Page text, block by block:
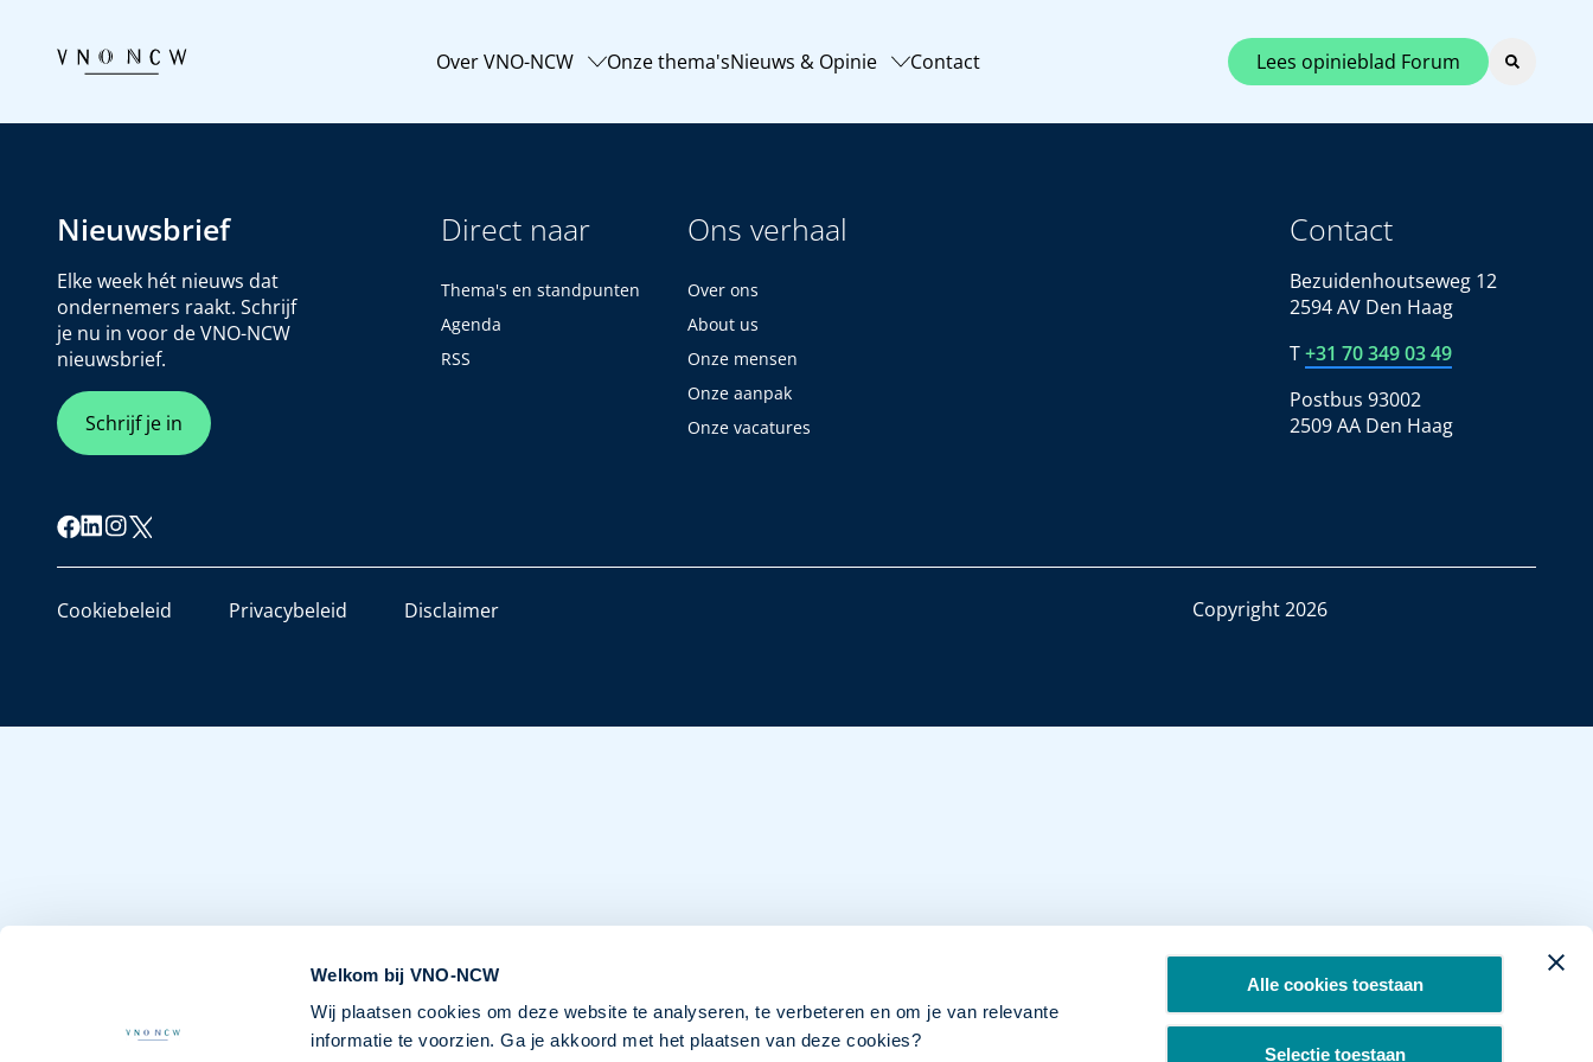
Welkom bij VNO-NCW
Wij plaatsen cookies om deze website te analyseren, te verbeteren en om je van relevante
informatie te voorzien. Ga je akkoord met het plaatsen van deze cookies?
Alle cookies toestaan
Selectie toestaan
Over VNO-NCW Onze thema'sNieuws & Opinie Contact Lees opinieblad Forum
Nieuwsbrief
Elke week hét nieuws dat
ondernemers raakt. Schrijf
je nu in voor de VNO-NCW
nieuwsbrief.
Schrijf je in
Direct naar
Thema's en standpunten
Agenda
RSS
Ons verhaal
Over ons
About us
Onze mensen
Onze aanpak
Onze vacatures
Contact
Bezuidenhoutseweg 12
2594 AV Den Haag
T+31 70 349 03 49
Postbus 93002
2509 AA Den Haag
Cookiebeleid Privacybeleid Disclaimer Copyright 2026